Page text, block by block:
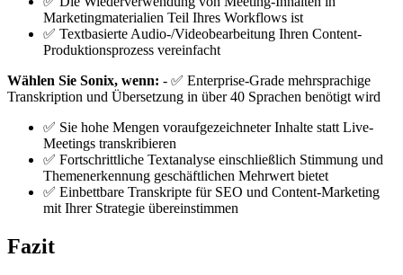
Marketingmaterialien Teil Ihres Workflows ist
✅ Textbasierte Audio-/Videobearbeitung Ihren Content-
Produktionsprozess vereinfacht
Wählen Sie Sonix, wenn: - ✅ Enterprise-Grade mehrsprachige
Transkription und Übersetzung in über 40 Sprachen benötigt wird
✅ Sie hohe Mengen voraufgezeichneter Inhalte statt Live-
Meetings transkribieren
✅ Fortschrittliche Textanalyse einschließlich Stimmung und
Themenerkennung geschäftlichen Mehrwert bietet
✅ Einbettbare Transkripte für SEO und Content-Marketing
mit Ihrer Strategie übereinstimmen
Fazit